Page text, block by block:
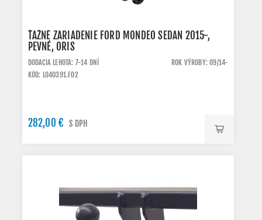
ŤAŽNÉ ZARIADENIE FORD MONDEO SEDAN 2015-,
PEVNÉ, ORIS
DODACIA LEHOTA: 7-14 DNÍ
ROK VÝROBY: 09/14-
KÓD: L040391.FO2
282,00 € S DPH